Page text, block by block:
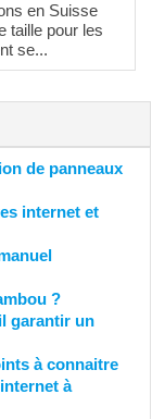
en Suisse
taille pour les
se...
de panneaux
internet et
?
garantir un
à connaitre
à